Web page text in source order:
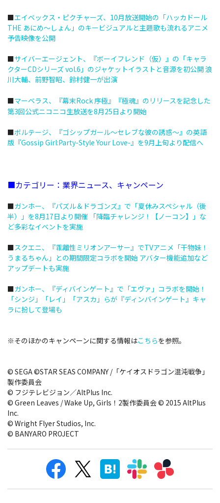
■エイベックス・ピクチャーズ、10月放送開始の「ハッカドール
THE あにめ～しょん」のキービジュアルと主題歌も流れるアニメ
予告映像を公開
■サイバーエージェント、『ボーイフレンド（仮）』の「キャラ
クターCDシリーズ vol.6」のジャケットイラストと音源を初公開 浪
川大輔、前野智昭、鈴村健一が出演
■マーベラス、『幕末Rock 序極』『極魂』のリリースを記念した
第3回公式ニコニコ生放送を8月25日より開始
■ボルテージ、『ゴシップガール～セレブな彼の誘惑～』の英語
版『Gossip Girl:Party-Style Your Love-』を9月上旬より配信へ
■カテゴリー：業界ニュース、キャンペーン
■ガンホー、『パズル＆ドラゴンズ』で「夏休みスペシャル（後
半）」を8月17日より開催 「降臨チャレンジ！【ノーコン】」な
ど多彩なイベントを実施
■スクエニ、『乖離性ミリオンアーサー』でTVアニメ「干物妹！
うまるちゃん」との期間限定コラボを開始 アバター機能追加など
アップデートも実施
■ガンホー、『ディバインゲート』で「エヴァ」コラボを開始！
「シンジ」「レイ」「アスカ」らが『ディンバインゲート』キャ
ラに扮して登場も
※そのほかのキャンペーンに関する情報はこちらを参照。
© SEGA ©STAR SEAS COMPANY /「ケイオスドラゴン混沌戦争」
製作委員会
© フジテレビジョン／AltPlus Inc.
© Green Leaves / Wake Up, Girls！2製作委員会 © 2015 AltPlus
Inc.
© Wright Flyer Studios, Inc.
© BANYARO PROJECT